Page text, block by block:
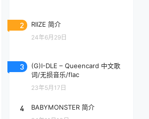
2 RIIZE 简介
24年6月29日
3
(G)I-DLE – Queencard 中文歌
词/无损音乐/flac
23年5月17日
4 BABYMONSTER 简介